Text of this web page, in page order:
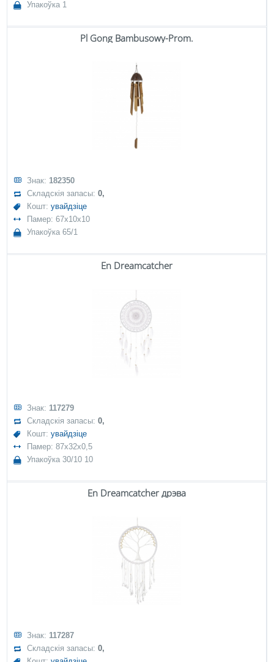
Упакоўка 1
Pl Gong Bambusowy-Prom.
Знак: 182350
Складскія запасы:0,
Кошт:увайдзіце
Памер: 67x10x10
Упакоўка 65/1
En Dreamcatcher
Знак: 117279
Складскія запасы:0,
Кошт:увайдзіце
Памер: 87x32x0,5
Упакоўка 30/10 10
En Dreamcatcher дрэва
Знак: 117287
Складскія запасы:0,